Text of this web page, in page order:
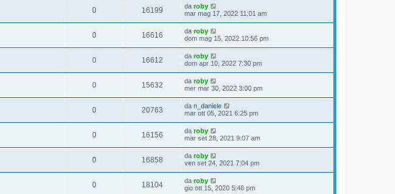
0 16199 da roby
mar mag 17, 2022 11:01 am
0 16616 da roby
dom mag 15, 2022 10:56 pm
0 16612 da roby
dom apr 10, 2022 7:30 pm
0 15632 da roby
mer mar 30, 2022 3:00 pm
0 20763 da n_daniele
mar ott 05, 2021 6:25 pm
0 16156 da roby
mar set 28, 2021 9:07 am
0 16858 da roby
ven set 24, 2021 7:04 pm
0 18104 da roby
gio ott 15, 2020 5:46 pm